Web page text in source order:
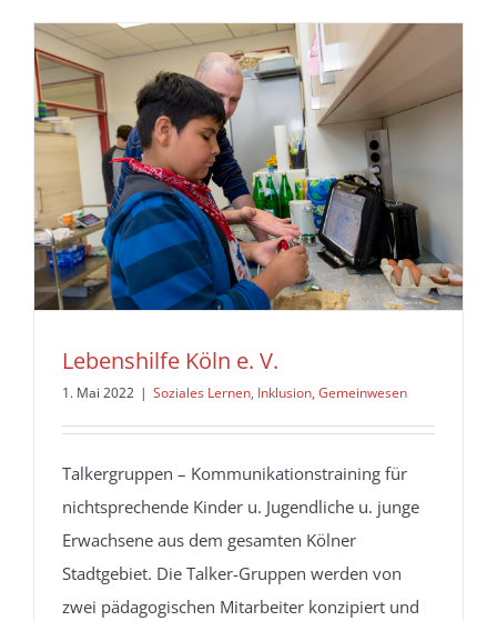
Lebenshilfe Köln e. V.
1. Mai 2022 | Soziales Lernen, Inklusion, Gemeinwesen
Talkergruppen – Kommunikationstraining für
nichtsprechende Kinder u. Jugendliche u. junge
Erwachsene aus dem gesamten Kölner
Stadtgebiet. Die Talker-Gruppen werden von
zwei pädagogischen Mitarbeiter konzipiert und